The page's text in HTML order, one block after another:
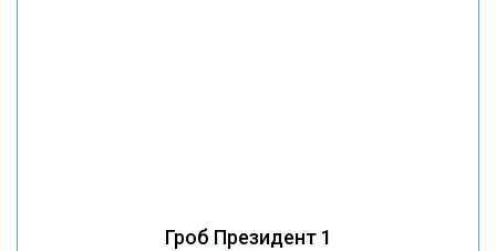
Гроб Президент 1